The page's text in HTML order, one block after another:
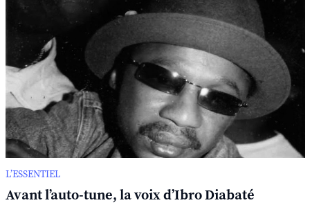
L’ESSENTIEL
Avant l’auto-tune, la voix d’Ibro Diabaté